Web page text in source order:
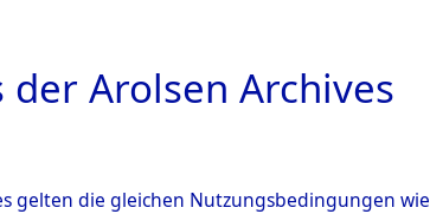
ÜBERSICHT BILD
Arolsen Archives
gelten die gleichen Nutzungsbedingungen